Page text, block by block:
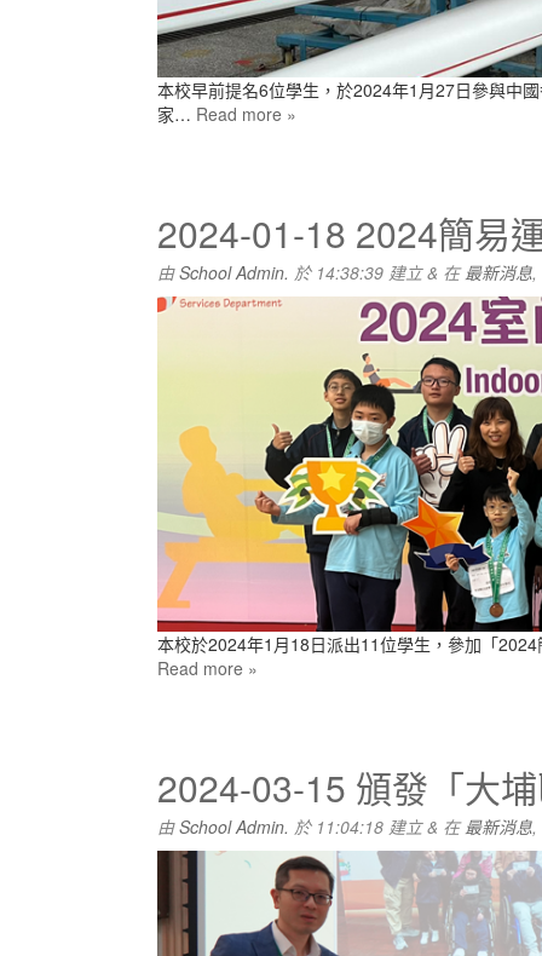
本校早前提名6位學生，於2024年1月27日參與中
家… Read more »
2024-01-18 2024簡易
由School Admin. 於 14:38:39 建立& 在 最新消息,
本校於2024年1月18日派出11位學生，參加「
Read more »
2024-03-15 頒發「大
由School Admin. 於 11:04:18 建立& 在 最新消息,